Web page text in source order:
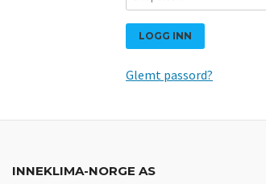
Glemt passord?
INNEKLIMA-NORGE AS